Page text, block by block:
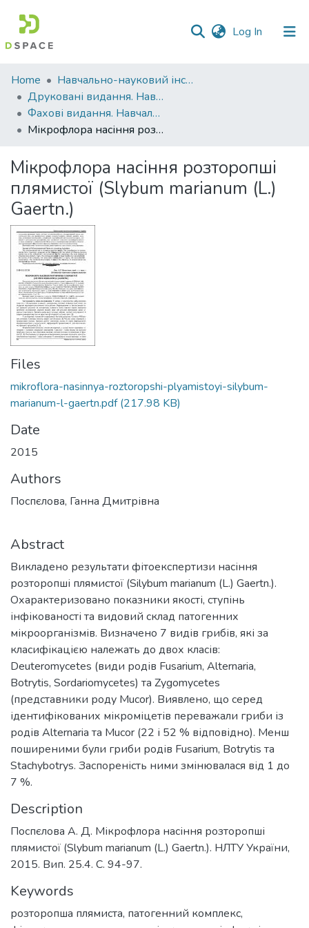
Log In (current)
Communities
&
Collections
All of DSpace
Statistics
Home
Навчально-науковий інститут агротехнологій, селекції та екології
Друковані видання. Навчально-науковий інститут агротехнологій, селекції та екології
Фахові видання. Навчально-науковий інститут агротехнологій, селекції та екології
Мікрофлора насіння розторопші плямистої (Slybum marianum (L.) Gaertn.)
Мікрофлора насіння розторопші
плямистої (Slybum marianum (L.)
Gaertn.)
Files
mikroflora-nasinnya-roztoropshi-plyamistoyi-silybum-
marianum-l-gaertn.pdf(217.98 KB)
Date
2015
Authors
Поспєлова, Ганна Дмитрівна
Abstract
Викладено результати фітоекспертизи насіння
розторопші плямистої (Silybum marianum (L.) Gaertn.).
Охарактеризовано показники якості, ступінь
інфікованості та видовий склад патогенних
мікроорганізмів. Визначено 7 видів грибів, які за
класифікацією належать до двох класів:
Deuteromycetes (види родів Fusarium, Alternaria,
Botrytis, Sordariomycetes) та Zygomycetes
(представники роду Mucor). Виявлено, що серед
ідентифікованих мікроміцетів переважали гриби із
родів Alternaria та Mucor (22 і 52 % відповідно). Менш
поширеними були гриби родів Fusarium, Botrytis та
Stachybotrys. Заспореність ними змінювалася від 1 до
7 %.
Description
Поспєлова А. Д. Мікрофлора насіння розторопші
плямистої (Slybum marianum (L.) Gaertn.). НЛТУ України,
2015. Вип. 25.4. С. 94-97.
Keywords
розторопша плямиста, патогенний комплекс,